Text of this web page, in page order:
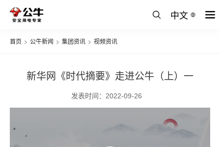
中文
首页 > 公牛新闻 > 集团资讯 > 视频资讯
新华网《时代摘要》走进公牛（上）一
发表时间：2022-09-26